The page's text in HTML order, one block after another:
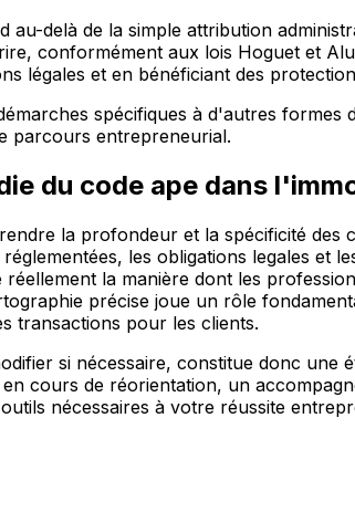
au-delà de la simple attribution
conformément aux lois Hoguet et
légales et en bénéficiant des
spécifiques à d'autres
parcours entrepreneurial.
du code ape dans
la profondeur et la spécificité
les obligations legales et
réellement la manière dont les
précise joue un rôle
transactions pour les clients.
si nécessaire, constitue donc
cours de réorientation, un
nécessaires à votre réussite